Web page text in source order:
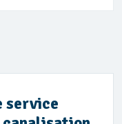
service